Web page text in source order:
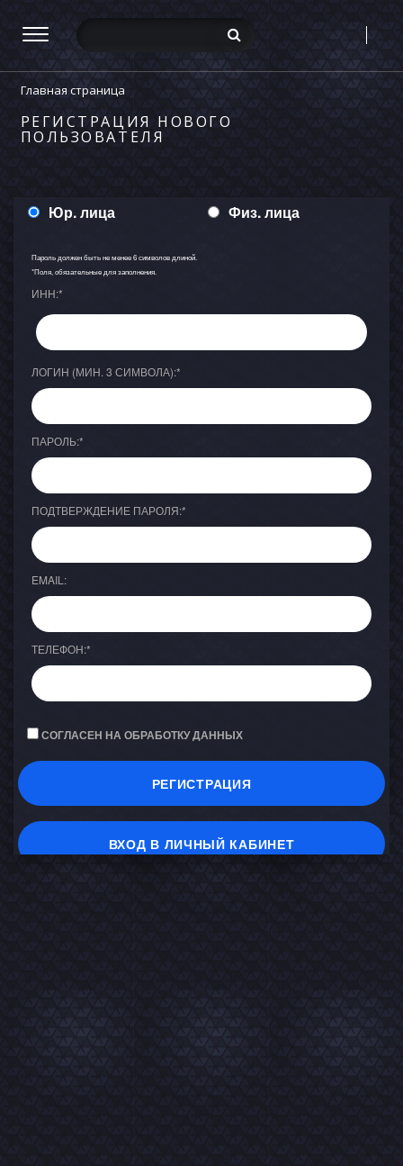
Главная страница
РЕГИСТРАЦИЯ НОВОГО
ПОЛЬЗОВАТЕЛЯ
Юр. лица Физ. лица
Пароль должен быть не менее 6 символов длиной.
*Поля, обязательные для заполнения.
ИНН:*
ЛОГИН (МИН. 3 СИМВОЛА):*
ПАРОЛЬ:*
ПОДТВЕРЖДЕНИЕ ПАРОЛЯ:*
EMAIL:
ТЕЛЕФОН:*
СОГЛАСЕН НА ОБРАБОТКУ ДАННЫХ
ВХОД В ЛИЧНЫЙ КАБИНЕТ